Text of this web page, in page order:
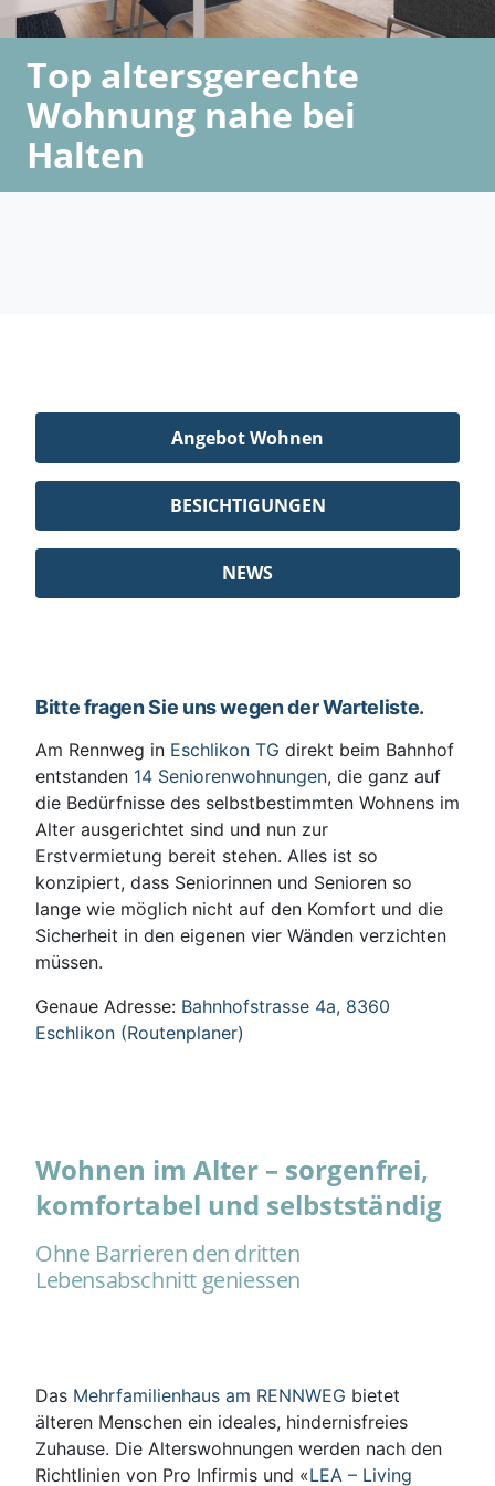
Top altersgerechte
Wohnung nahe bei
Halten
Angebot Wohnen
BESICHTIGUNGEN
NEWS
Bitte fragen Sie uns wegen der Warteliste.
Am Rennweg in Eschlikon TG direkt beim Bahnhof
entstanden 14 Seniorenwohnungen, die ganz auf
die Bedürfnisse des selbstbestimmten Wohnens im
Alter ausgerichtet sind und nun zur
Erstvermietung bereit stehen. Alles ist so
konzipiert, dass Seniorinnen und Senioren so
lange wie möglich nicht auf den Komfort und die
Sicherheit in den eigenen vier Wänden verzichten
müssen.
Genaue Adresse: Bahnhofstrasse 4a, 8360
Eschlikon (Routenplaner)
Wohnen im Alter – sorgenfrei,
komfortabel und selbstständig
Ohne Barrieren den dritten
Lebensabschnitt geniessen
Das Mehrfamilienhaus am RENNWEG bietet
älteren Menschen ein ideales, hindernisfreies
Zuhause. Die Alterswohnungen werden nach den
Richtlinien von Pro Infirmis und «LEA – Living